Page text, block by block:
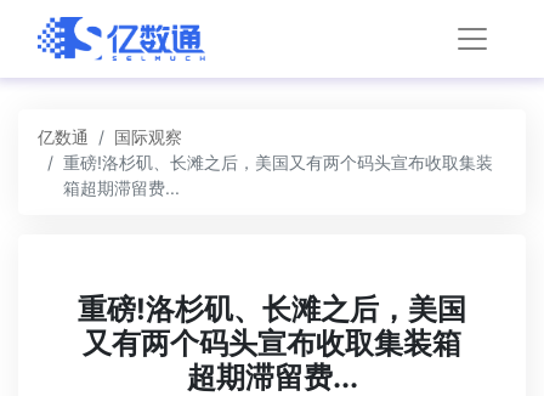
亿数通
国际观察
重磅!洛杉矶、长滩之后，美国又有两个码头宣布收取集装
箱超期滞留费...
重磅!洛杉矶、长滩之后，美国
又有两个码头宣布收取集装箱
超期滞留费...